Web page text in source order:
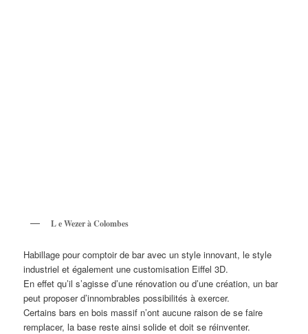
L e Wezer à Colombes
Habillage pour comptoir de bar avec un style innovant, le style
industriel et également une customisation Eiffel 3D.
En effet qu’il s’agisse d’une rénovation ou d’une création, un bar
peut proposer d’innombrables possibilités à exercer.
Certains bars en bois massif n’ont aucune raison de se faire
remplacer, la base reste ainsi solide et doit se réinventer.